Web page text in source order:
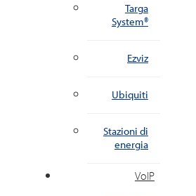
Targa
System®
Ezviz
Ubiquiti
Stazioni di
energia
VoIP